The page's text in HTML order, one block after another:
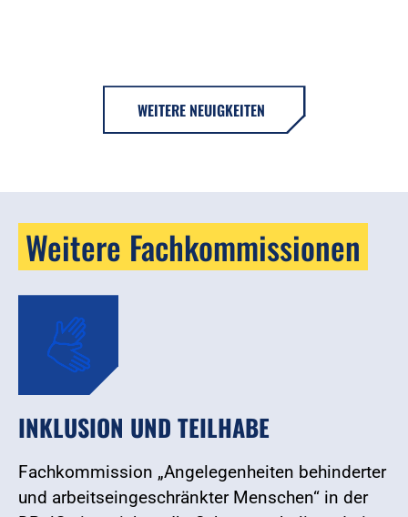
WEITERE NEUIGKEITEN
Weitere Fachkommissionen
INKLUSION UND TEILHABE
Fachkommission „Angelegenheiten behinderter
und arbeitseingeschränkter Menschen“ in der